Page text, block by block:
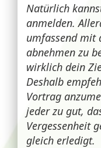
Natürlich
anmelden.
umfassend mit
abnehmen zu
wirklich dein
Deshalb
Vortrag
jeder zu gut,
Vergessenheit
gleich erledigt.